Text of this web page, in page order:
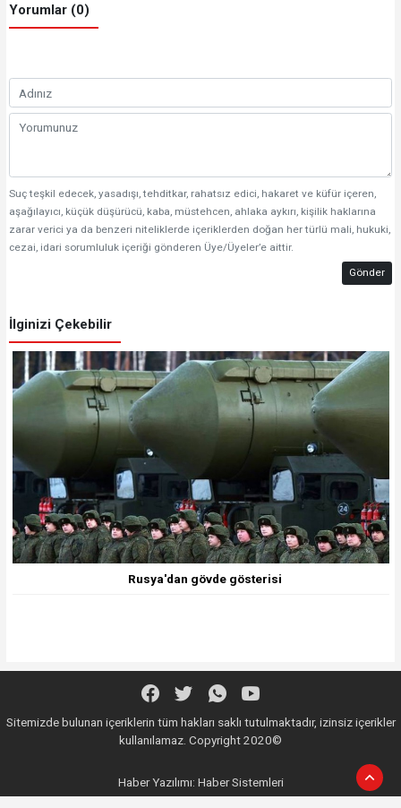
Yorumlar (0)
Suç teşkil edecek, yasadışı, tehditkar, rahatsız edici, hakaret ve küfür içeren,
aşağılayıcı, küçük düşürücü, kaba, müstehcen, ahlaka aykırı, kişilik haklarına
zarar verici ya da benzeri niteliklerde içeriklerden doğan her türlü mali, hukuki,
cezai, idari sorumluluk içeriği gönderen Üye/Üyeler’e aittir.
Gönder
İlginizi Çekebilir
Rusya'dan gövde gösterisi
Sitemizde bulunan içeriklerin tüm hakları saklı tutulmaktadır, izinsiz içerikler
kullanılamaz. Copyright 2020©
Haber Yazılımı: Haber Sistemleri